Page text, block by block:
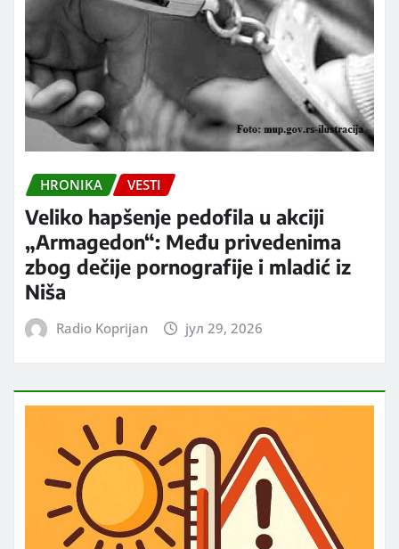
HRONIKA VESTI
Veliko hapšenje pedofila u akciji
„Armagedon“: Među privedenima
zbog dečije pornografije i mladić iz
Niša
Radio Koprijan јул 29, 2026